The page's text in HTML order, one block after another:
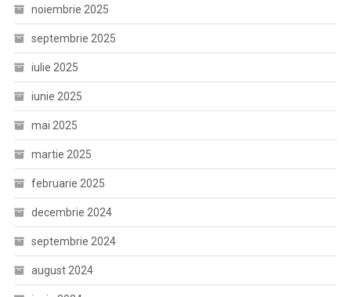
noiembrie 2025
septembrie 2025
iulie 2025
iunie 2025
mai 2025
martie 2025
februarie 2025
decembrie 2024
septembrie 2024
august 2024